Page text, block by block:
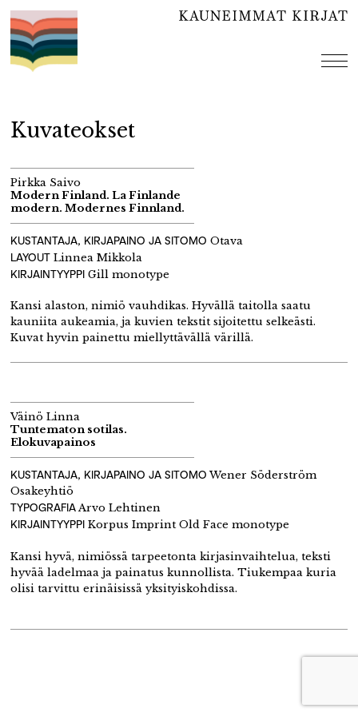
Hyppää
sisältöön
Kuvateokset
Pirkka Saivo
Modern Finland. La Finlande
modern. Modernes Finnland.
KUSTANTAJA, KIRJAPAINO JA SITOMO Otava
LAYOUT Linnea Mikkola
KIRJAINTYYPPI Gill monotype
Kansi alaston, nimiö vauhdikas. Hyvällä taitolla saatu
kauniita aukeamia, ja kuvien tekstit sijoitettu selkeästi.
Kuvat hyvin painettu miellyttävällä värillä.
Väinö Linna
Tuntematon sotilas.
Elokuvapainos
KUSTANTAJA, KIRJAPAINO JA SITOMOWener Söderström
Osakeyhtiö
TYPOGRAFIAArvo Lehtinen
KIRJAINTYYPPI Korpus Imprint Old Face monotype
Kansi hyvä, nimiössä tarpeetonta kirjasinvaihtelua, teksti
hyvää ladelmaa ja painatus kunnollista. Tiukempaa kuria
olisi tarvittu erinäisissä yksityiskohdissa.